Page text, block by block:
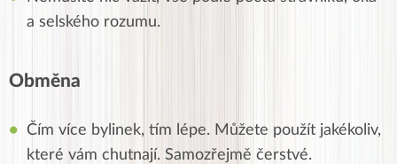
a selského rozumu.
Obměna
Čím více bylinek, tím lépe. Můžete použít jakékoliv,
které vám chutnají. Samozřejmě čerstvé.